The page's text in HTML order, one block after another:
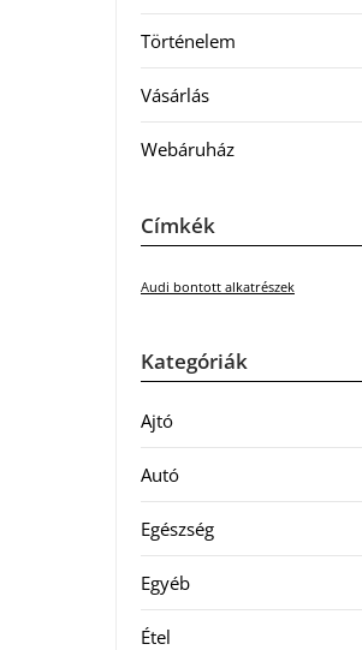
Történelem
Vásárlás
Webáruház
Címkék
Audi bontott alkatrészek
Kategóriák
Ajtó
Autó
Egészség
Egyéb
Étel